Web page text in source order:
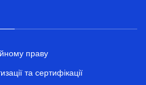
праву
та сертифікації